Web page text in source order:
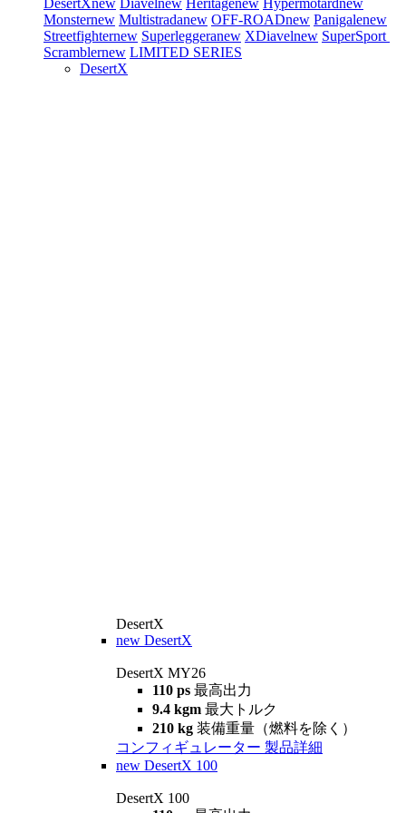
DesertXnew Diavelnew Heritagenew Hypermotardnew
Monsternew Multistradanew OFF-ROADnew Panigalenew
Streetfighternew Superleggeranew XDiavelnew SuperSport
Scramblernew LIMITED SERIES
DesertX
DesertX
new DesertX
DesertX MY26
110 ps 最高出力
9.4 kgm 最大トルク
210 kg 装備重量（燃料を除く）
コンフィギュレーター 製品詳細
new DesertX 100
DesertX 100